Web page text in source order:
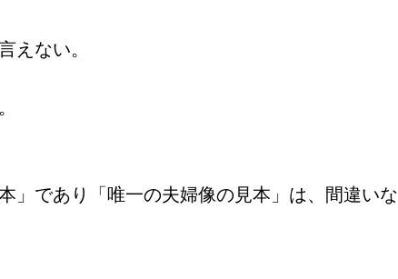
えない。
」であり「唯一の夫婦像の見本」は、間違いな